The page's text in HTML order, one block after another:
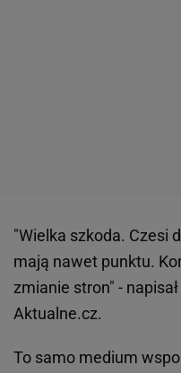
"Wielka szkoda. Czesi
mają nawet punktu.
zmianie stron" -
Aktualne.cz.
To samo medium